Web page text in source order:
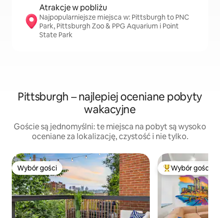
Atrakcje w pobliżu
Najpopularniejsze miejsca w: Pittsburgh to PNC
Park, Pittsburgh Zoo & PPG Aquarium i Point
State Park
Pittsburgh – najlepiej oceniane pobyty
wakacyjne
Goście są jednomyślni: te miejsca na pobyt są wysoko
oceniane za lokalizację, czystość i nie tylko.
Wybór gości
Wybór gości Wybór gości